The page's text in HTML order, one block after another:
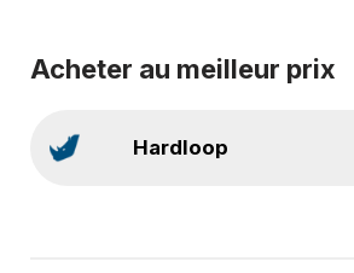
Acheter au meilleur prix
Hardloop